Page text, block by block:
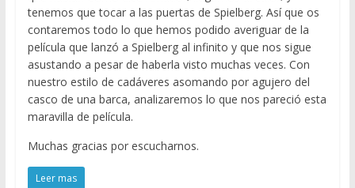
tenemos que tocar a las puertas de Spielberg. Así que os
contaremos todo lo que hemos podido averiguar de la
película que lanzó a Spielberg al infinito y que nos sigue
asustando a pesar de haberla visto muchas veces. Con
nuestro estilo de cadáveres asomando por agujero del
casco de una barca, analizaremos lo que nos pareció esta
maravilla de película.
Muchas gracias por escucharnos.
Leer mas